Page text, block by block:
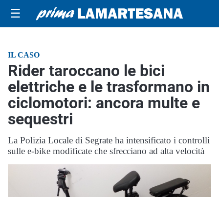
☰
IL CASO
Rider taroccano le bici
elettriche e le trasformano in
ciclomotori: ancora multe e
sequestri
La Polizia Locale di Segrate ha intensificato i controlli
sulle e-bike modificate che sfrecciano ad alta velocità